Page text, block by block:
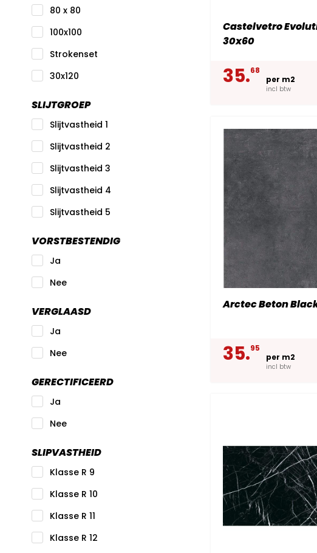
80 x 80
100x100
Strokenset
30x120
SLIJTGROEP
Slijtvastheid 1
Slijtvastheid 2
Slijtvastheid 3
Slijtvastheid 4
Slijtvastheid 5
VORSTBESTENDIG
Ja
Nee
VERGLAASD
Ja
Nee
GERECTIFICEERD
Ja
Nee
SLIPVASTHEID
Klasse R 9
Klasse R 10
Klasse R 11
Klasse R 12
Castelvetro
30x60
35.68
per m2
incl btw
Arctec Beton
35.95
per m2
incl btw